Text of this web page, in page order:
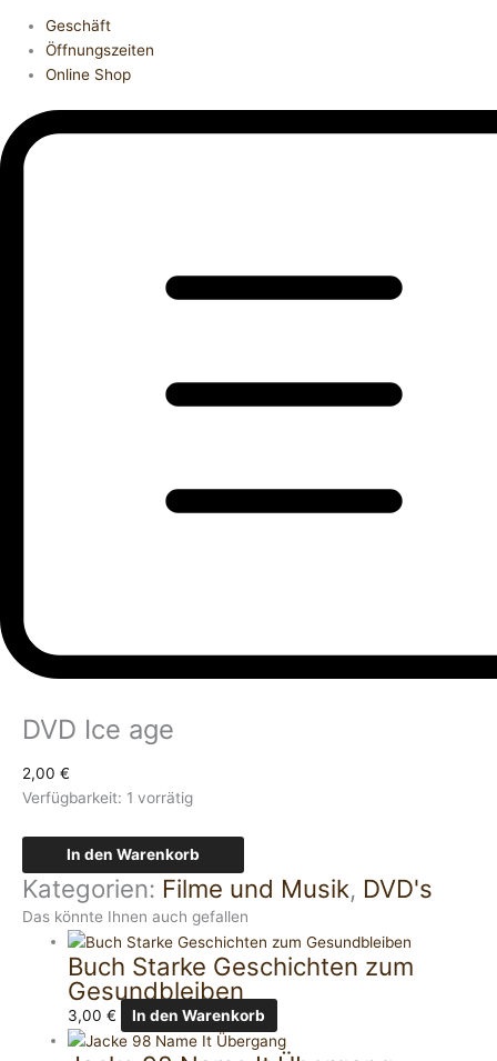
Geschäft
Öffnungszeiten
Online Shop
DVD Ice age
2,00 €
Verfügbarkeit: 1 vorrätig
In den Warenkorb
Kategorien: Filme und Musik, DVD's
Das könnte Ihnen auch gefallen
Buch Starke Geschichten zum
Gesundbleiben
3,00€ In den Warenkorb